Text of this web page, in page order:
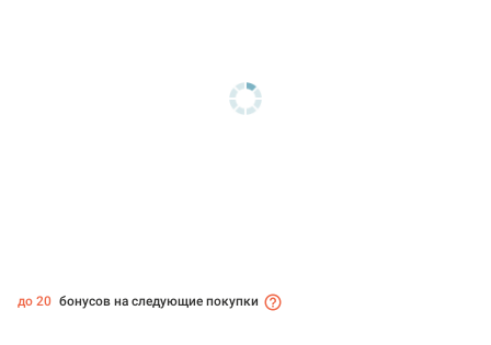
до 20 бонусов на следующие покупки